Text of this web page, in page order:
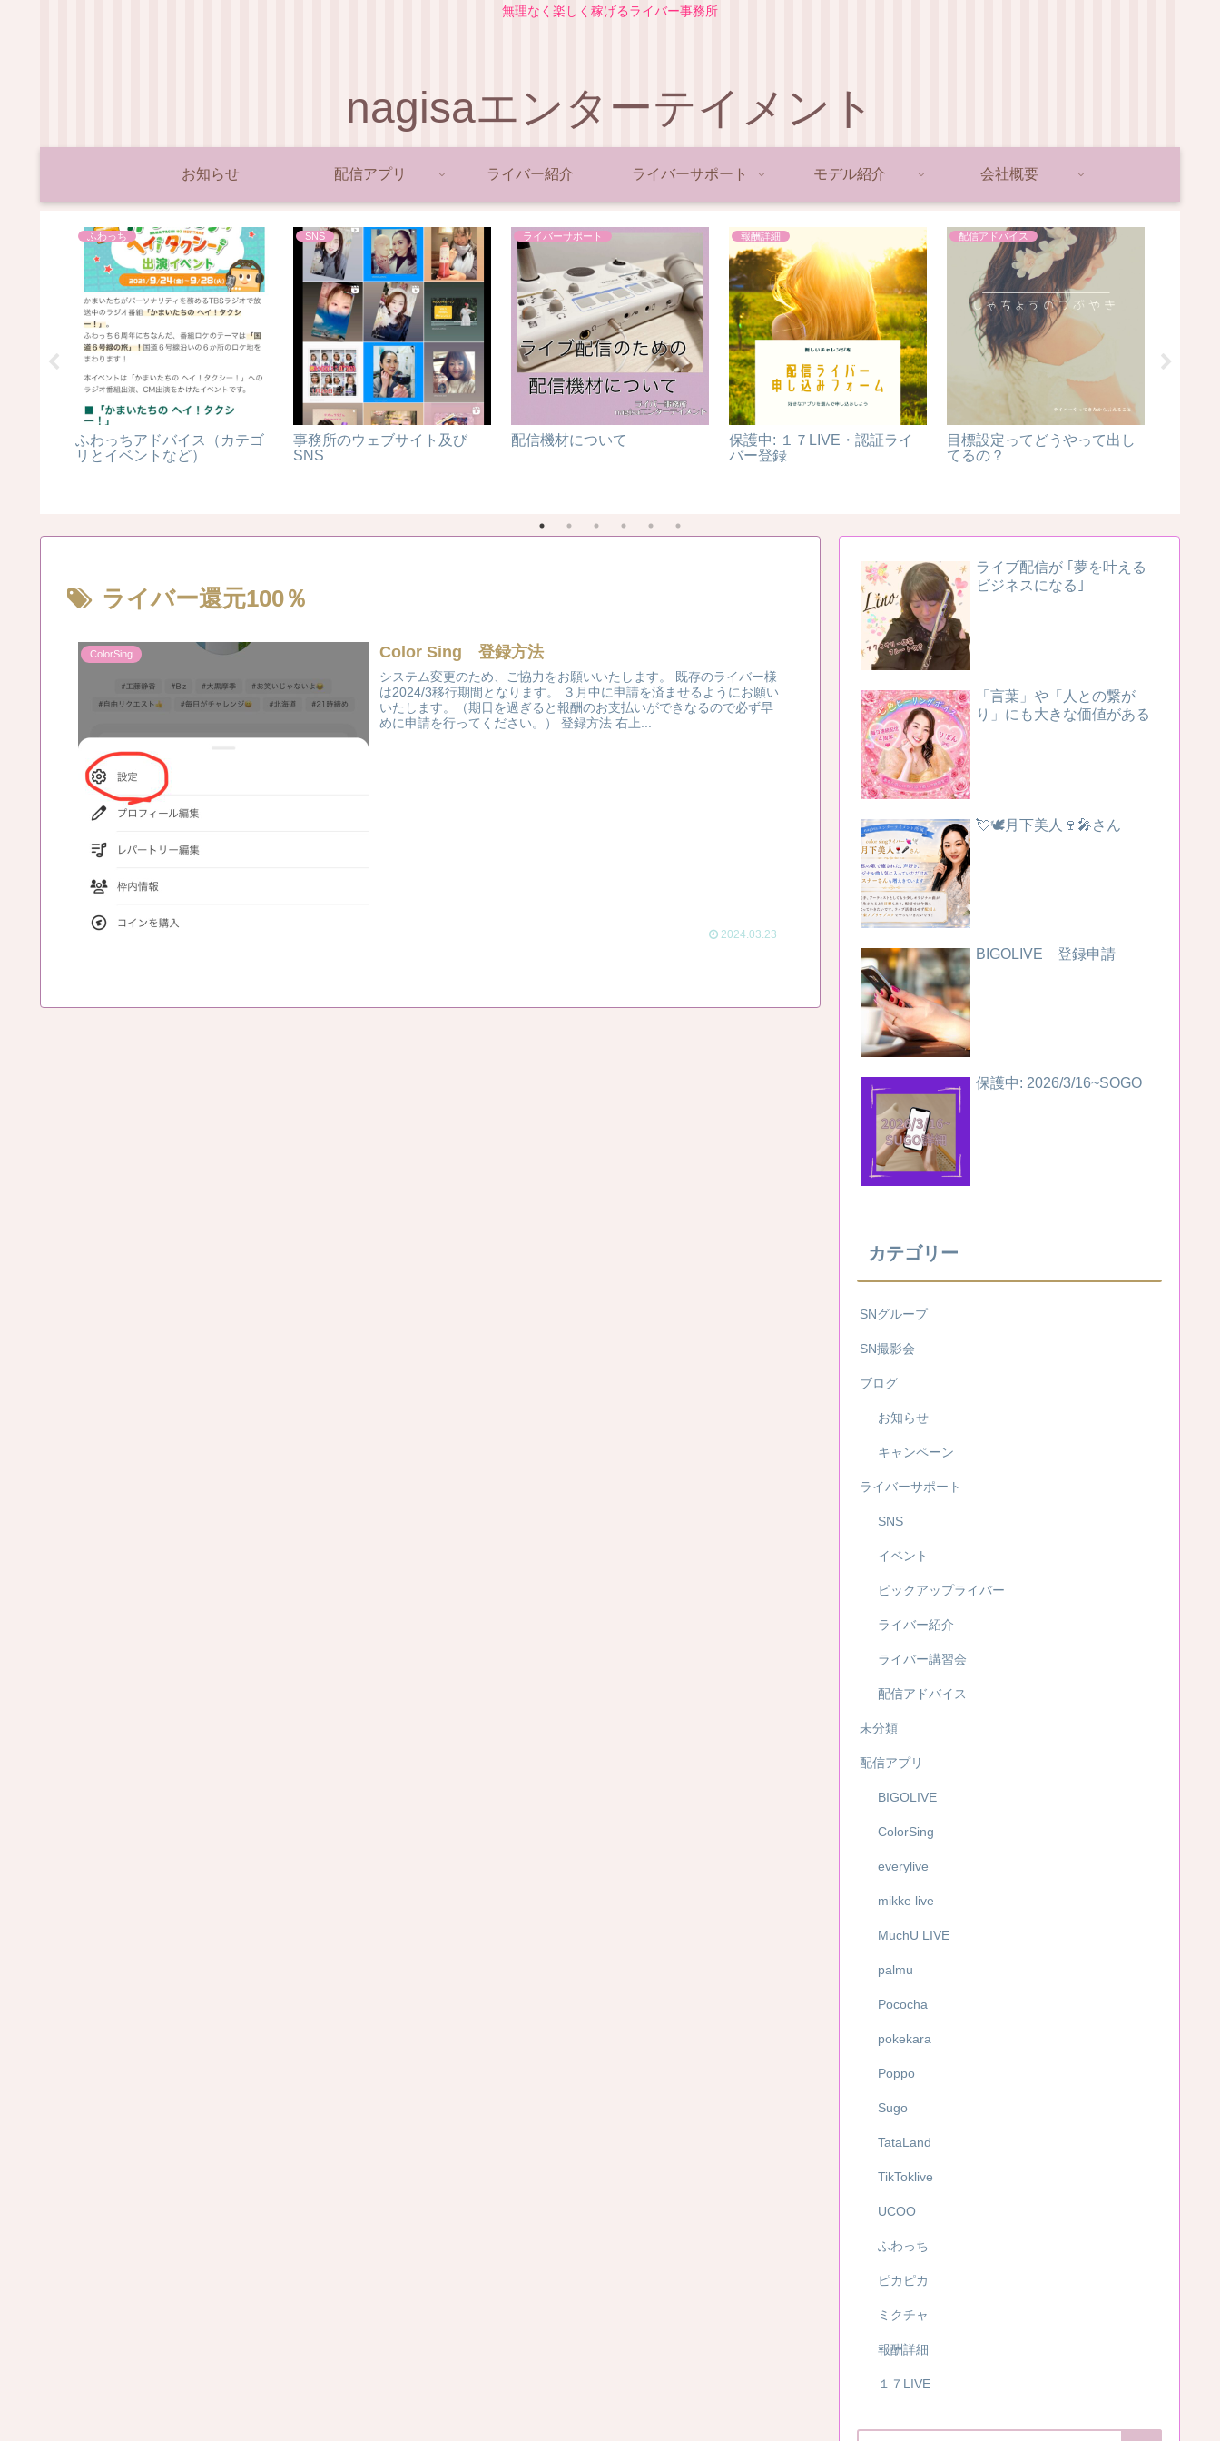
無理なく楽しく稼げるライバー事務所
nagisaエンターテイメント
お知らせ 配信アプリ ライバー紹介 ライバーサポート モデル紹介 会社概要
ふわっち
ふわっちアドバイス（カテゴ
リとイベントなど）
SNS
事務所のウェブサイト及び
SNS
ライバーサポート
配信機材について
報酬詳細
保護中: １７LIVE・認証ライ
バー登録
配信アドバイス
目標設定ってどうやって出し
てるの？
ライバー還元100％
ColorSing Color Sing 登録方法
システム変更のため、ご協力をお願いいたします。 既存のライバー様
は2024/3移行期間となります。 ３月中に申請を済ませるようにお願い
いたします。（期日を過ぎると報酬のお支払いができなるので必ず早
めに申請を行ってください。） 登録方法 右上...
2024.03.23
ライブ配信が ｢夢を叶える
ビジネスになる｣
「言葉」や「人との繋が
り」にも大きな価値がある
💘🕊️月下美人🍷🎤さん
BIGOLIVE 登録申請
保護中: 2026/3/16~SOGO
カテゴリー
SNグループ
SN撮影会
ブログ
お知らせ
キャンペーン
ライバーサポート
SNS
イベント
ピックアップライバー
ライバー紹介
ライバー講習会
配信アドバイス
未分類
配信アプリ
BIGOLIVE
ColorSing
everylive
mikke live
MuchU LIVE
palmu
Pococha
pokekara
Poppo
Sugo
TataLand
TikToklive
UCOO
ふわっち
ピカピカ
ミクチャ
報酬詳細
１７LIVE